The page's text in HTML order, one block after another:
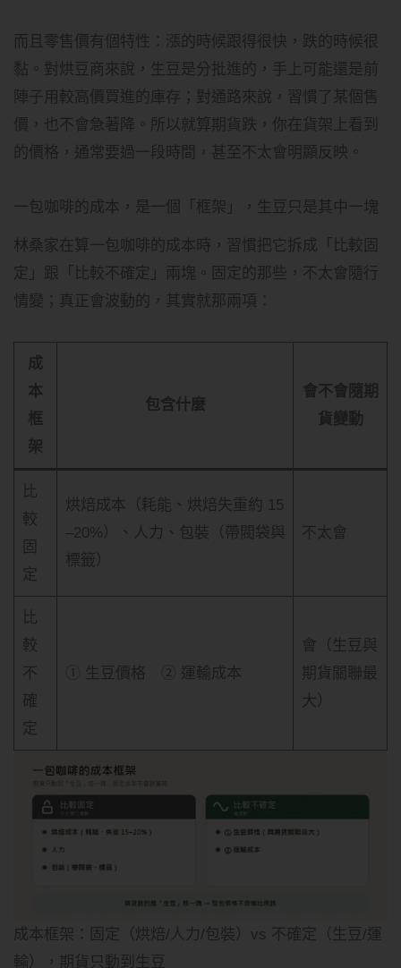
而且零售價有個特性：漲的時候跟得很快，跌的時候很
黏。對烘豆商來說，生豆是分批進的，手上可能還是前
陣子用較高價買進的庫存；對通路來說，習慣了某個售
價，也不會急著降。所以就算期貨跌，你在貨架上看到
的價格，通常要過一段時間，甚至不太會明顯反映。
一包咖啡的成本，是一個「框架」，生豆只是其中一塊
林桑家在算一包咖啡的成本時，習慣把它拆成「比較固
定」跟「比較不確定」兩塊。固定的那些，不太會隨行
情變；真正會波動的，其實就那兩項：
成
本
框
架
包含什麼
會不會隨期
貨變動
比
較
固
定
烘焙成本（耗能、烘焙失重約 15
–20%）、人力、包裝（帶閥袋與
標籤）
不太會
比
較
不
確
定
① 生豆價格 ② 運輸成本
會（生豆與
期貨關聯最
大）
成本框架：固定（烘焙/人力/包裝）vs 不確定（生豆/運
輸），期貨只動到生豆